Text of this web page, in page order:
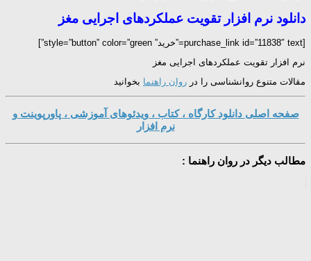
دانلود نرم افزار تقویت عملکردهای اجرایی مغز
[purchase_link id=”11838″ text=”خرید” style=”button” color=”green”]
نرم افزار تقویت عملکردهای اجرایی مغز
مقالات متنوع روانشناسی را در روان راهنما بخوانید
صفحه اصلی دانلود کارگاه ، کتاب ، ویدئوهای آموزشی ، پاورپوینت و
نرم افزار
مطالب دیگر در روان راهنما :